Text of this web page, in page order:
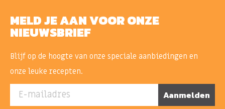
MELD JE AAN VOOR ONZE
NIEUWSBRIEF
Blijf op de hoogte van onze speciale aanbiedingen en
onze leuke recepten.
E-mailadres Aanmelden